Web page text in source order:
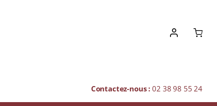
Contactez-nous :02 38 98 55 24